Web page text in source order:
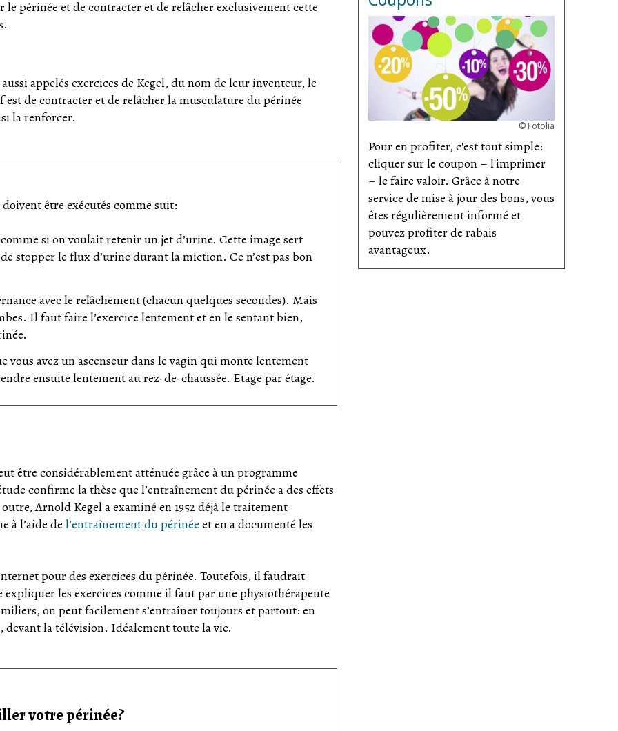
périnée et de contracter et de relâcher exclusivement cette
appelés exercices de Kegel, du nom de leur inventeur, le
est de contracter et de relâcher la musculature du périnée
la renforcer.
être exécutés comme suit:
si on voulait retenir un jet d’urine. Cette image sert
stopper le flux d’urine durant la miction. Ce n’est pas bon
avec le relâchement (chacun quelques secondes). Mais
Il faut faire l’exercice lentement et en le sentant bien,
vous avez un ascenseur dans le vagin qui monte lentement
ensuite lentement au rez-de-chaussée. Etage par étage.
être considérablement atténuée grâce à un programme
confirme la thèse que l’entraînement du périnée a des effets
Arnold Kegel a examiné en 1952 déjà le traitement
à l’aide de l’entraînement du périnée et en a documenté les
pour des exercices du périnée. Toutefois, il faudrait
les exercices comme il faut par une physiothérapeute
on peut facilement s’entraîner toujours et partout: en
devant la télévision. Idéalement toute la vie.
votre périnée?
© Fotolia
Pour en profiter, c'est tout simple:
cliquer sur le coupon – l'imprimer
– le faire valoir. Grâce à notre
service de mise à jour des bons, vous
êtes régulièrement informé et
pouvez profiter de rabais
avantageux.